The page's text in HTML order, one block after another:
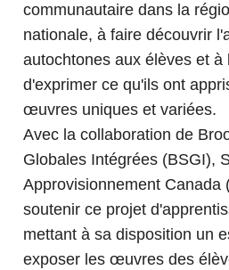
communautaire dans la
nationale, à faire découvrir
autochtones aux élèves et à
d'exprimer ce qu'ils ont
œuvres uniques et variées.
Avec la collaboration de
Globales Intégrées (BSGI),
Approvisionnement Canada
soutenir ce projet
mettant à sa disposition un
exposer les œuvres des